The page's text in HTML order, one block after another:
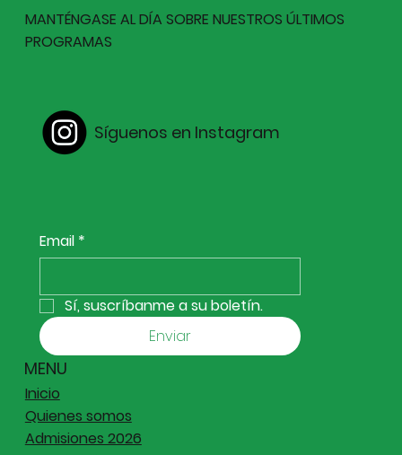
MANTÉNGASE AL DÍA SOBRE NUESTROS ÚLTIMOS
PROGRAMAS
Síguenos en Instagram
Email *
Sí, suscríbanme a su boletín.
Enviar
MENU
Inicio
Quienes somos
Admisiones 2026